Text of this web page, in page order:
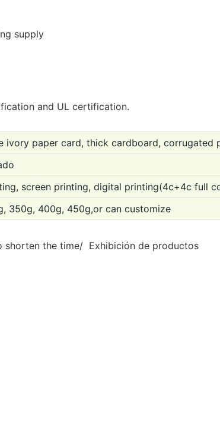
and UL certification.
ivory paper card, thick cardboard, corrugated
screen printing, digital printing(4c+4c full
350g, 400g, 450g,or can customize
shorten the time/ Exhibición de productos